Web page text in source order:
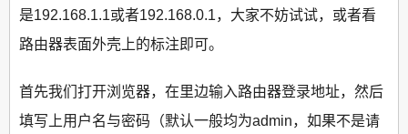
是192.168.1.1或者192.168.0.1，大家不妨试试，或者看
路由器表面外壳上的标注即可。
首先我们打开浏览器，在里边输入路由器登录地址，然后
填写上用户名与密码（默认一般均为admin，如果不是请